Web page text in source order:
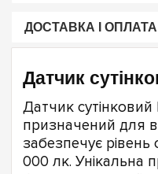
ДОСТАВКА І ОПЛАТА
Датчик
Датчик
призначений для
забезпечує рівень
000 лк. Унікальна